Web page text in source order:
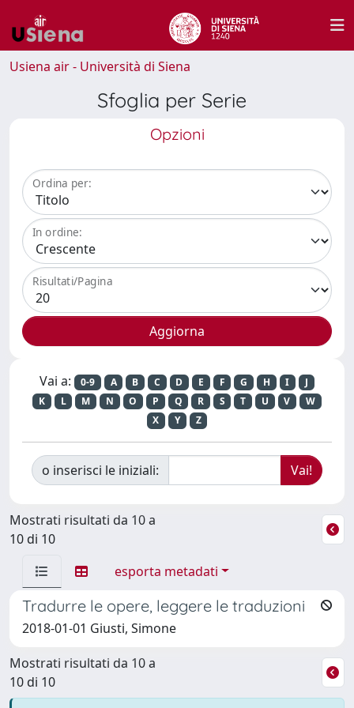
Usiena air - Università di Siena
Sfoglia per Serie
Opzioni
Ordina per:
In ordine:
Risultati/Pagina
Vai a: 0-9 A B C D E F G H I
J
K
L M N O P Q R S T U V
W
X
Y Z
o inserisci le iniziali:
Mostrati risultati da 10 a
10 di 10
esporta metadati
Tradurre le opere, leggere le traduzioni
2018-01-01 Giusti, Simone
Mostrati risultati da 10 a
10 di 10